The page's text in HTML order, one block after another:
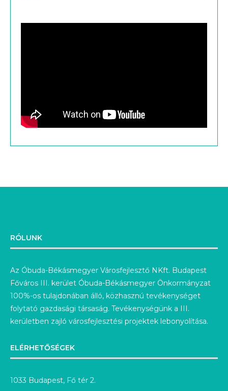
RÓLUNK
Az Óbuda-Békásmegyer Városfejlesztő NKft. Budapest
Főváros III. kerület Óbuda-Békásmegyer Önkormányzat
100%-os tulajdonában álló, közhasznú tevékenységet
folytató gazdasági társaság. Tevékenységünk a III.
kerületben zajló városfejlesztési projektek lebonyolítása.
ELÉRHETŐSÉGEK
1033 Budapest, Fő tér 2.